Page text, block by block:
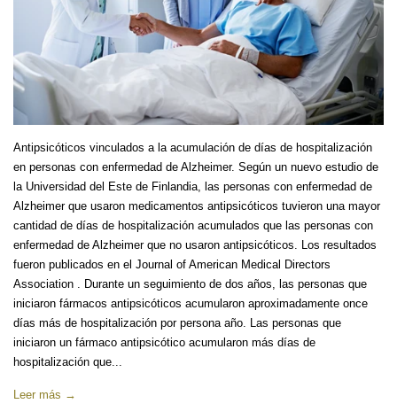
Antipsicóticos vinculados a la acumulación de días de hospitalización
en personas con enfermedad de Alzheimer. Según un nuevo estudio de
la Universidad del Este de Finlandia, las personas con enfermedad de
Alzheimer que usaron medicamentos antipsicóticos tuvieron una mayor
cantidad de días de hospitalización acumulados que las personas con
enfermedad de Alzheimer que no usaron antipsicóticos. Los resultados
fueron publicados en el Journal of American Medical Directors
Association . Durante un seguimiento de dos años, las personas que
iniciaron fármacos antipsicóticos acumularon aproximadamente once
días más de hospitalización por persona año. Las personas que
iniciaron un fármaco antipsicótico acumularon más días de
hospitalización que...
Leer más →